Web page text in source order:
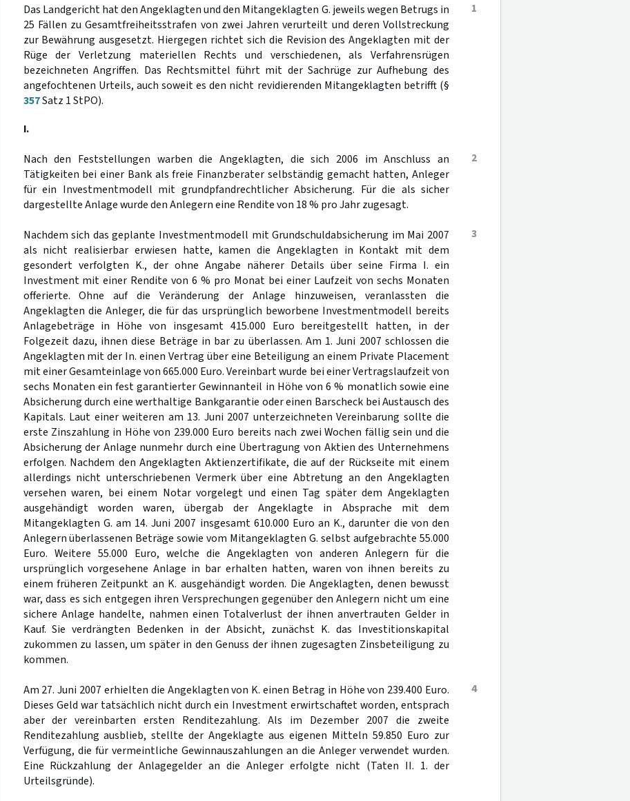
1
Das Landgericht hat den Angeklagten und den Mitangeklagten G. jeweils wegen Betrugs in
25 Fällen zu Gesamtfreiheitsstrafen von zwei Jahren verurteilt und deren Vollstreckung
zur Bewährung ausgesetzt. Hiergegen richtet sich die Revision des Angeklagten mit der
Rüge der Verletzung materiellen Rechts und verschiedenen, als Verfahrensrügen
bezeichneten Angriffen. Das Rechtsmittel führt mit der Sachrüge zur Aufhebung des
angefochtenen Urteils, auch soweit es den nicht revidierenden Mitangeklagten betrifft (§
357Satz 1 StPO).
I.
2
Nach den Feststellungen warben die Angeklagten, die sich 2006 im Anschluss an
Tätigkeiten bei einer Bank als freie Finanzberater selbständig gemacht hatten, Anleger
für ein Investmentmodell mit grundpfandrechtlicher Absicherung. Für die als sicher
dargestellte Anlage wurde den Anlegern eine Rendite von 18 % pro Jahr zugesagt.
3
Nachdem sich das geplante Investmentmodell mit Grundschuldabsicherung im Mai 2007
als nicht realisierbar erwiesen hatte, kamen die Angeklagten in Kontakt mit dem
gesondert verfolgten K., der ohne Angabe näherer Details über seine Firma I. ein
Investment mit einer Rendite von 6 % pro Monat bei einer Laufzeit von sechs Monaten
offerierte. Ohne auf die Veränderung der Anlage hinzuweisen, veranlassten die
Angeklagten die Anleger, die für das ursprünglich beworbene Investmentmodell bereits
Anlagebeträge in Höhe von insgesamt 415.000 Euro bereitgestellt hatten, in der
Folgezeit dazu, ihnen diese Beträge in bar zu überlassen. Am 1. Juni 2007 schlossen die
Angeklagten mit der In. einen Vertrag über eine Beteiligung an einem Private Placement
mit einer Gesamteinlage von 665.000 Euro. Vereinbart wurde bei einer Vertragslaufzeit von
sechs Monaten ein fest garantierter Gewinnanteil in Höhe von 6 % monatlich sowie eine
Absicherung durch eine werthaltige Bankgarantie oder einen Barscheck bei Austausch des
Kapitals. Laut einer weiteren am 13. Juni 2007 unterzeichneten Vereinbarung sollte die
erste Zinszahlung in Höhe von 239.000 Euro bereits nach zwei Wochen fällig sein und die
Absicherung der Anlage nunmehr durch eine Übertragung von Aktien des Unternehmens
erfolgen. Nachdem den Angeklagten Aktienzertifikate, die auf der Rückseite mit einem
allerdings nicht unterschriebenen Vermerk über eine Abtretung an den Angeklagten
versehen waren, bei einem Notar vorgelegt und einen Tag später dem Angeklagten
ausgehändigt worden waren, übergab der Angeklagte in Absprache mit dem
Mitangeklagten G. am 14. Juni 2007 insgesamt 610.000 Euro an K., darunter die von den
Anlegern überlassenen Beträge sowie vom Mitangeklagten G. selbst aufgebrachte 55.000
Euro. Weitere 55.000 Euro, welche die Angeklagten von anderen Anlegern für die
ursprünglich vorgesehene Anlage in bar erhalten hatten, waren von ihnen bereits zu
einem früheren Zeitpunkt an K. ausgehändigt worden. Die Angeklagten, denen bewusst
war, dass es sich entgegen ihren Versprechungen gegenüber den Anlegern nicht um eine
sichere Anlage handelte, nahmen einen Totalverlust der ihnen anvertrauten Gelder in
Kauf. Sie verdrängten Bedenken in der Absicht, zunächst K. das Investitionskapital
zukommen zu lassen, um später in den Genuss der ihnen zugesagten Zinsbeteiligung zu
kommen.
4
Am 27. Juni 2007 erhielten die Angeklagten von K. einen Betrag in Höhe von 239.400 Euro.
Dieses Geld war tatsächlich nicht durch ein Investment erwirtschaftet worden, entsprach
aber der vereinbarten ersten Renditezahlung. Als im Dezember 2007 die zweite
Renditezahlung ausblieb, stellte der Angeklagte aus eigenen Mitteln 59.850 Euro zur
Verfügung, die für vermeintliche Gewinnauszahlungen an die Anleger verwendet wurden.
Eine Rückzahlung der Anlagegelder an die Anleger erfolgte nicht (Taten II. 1. der
Urteilsgründe).